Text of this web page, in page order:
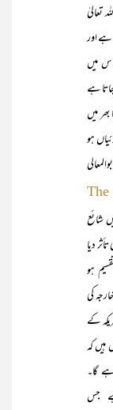
تعالیٰ
اور
میں
ہے
میں
ہو
گا جو 1992ء میں شائع
دیا
ہو
کی
کے
کہ
گا۔
جس